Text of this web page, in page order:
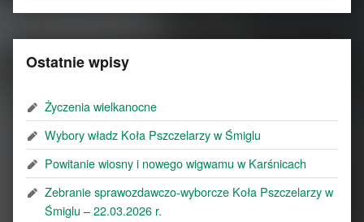
Ostatnie wpisy
Życzenia wielkanocne
Wybory władz Koła Pszczelarzy w Śmiglu
Powitanie wiosny i nowego wigwamu w Karśnicach
Zebranie sprawozdawczo-wyborcze Koła Pszczelarzy w
Śmiglu – 22.03.2026 r.